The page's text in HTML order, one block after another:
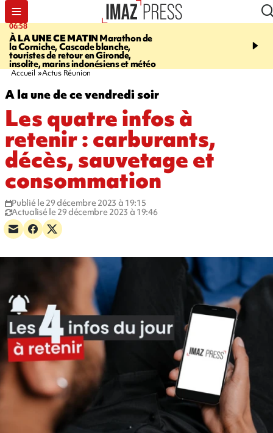
06:58
À LA UNE CE MATIN Marathon de
la Corniche, Cascade blanche,
touristes de retour en Gironde,
insolite, marins indonésiens et météo
09:14
touristes au Porge,
Accueil Actus Réunion
A la une de ce vendredi soir
Les quatre infos à
retenir : carburants,
décès, sauvetage et
consommation
Publié le 29 décembre 2023 à 19:15
Actualisé le 29 décembre 2023 à 19:46